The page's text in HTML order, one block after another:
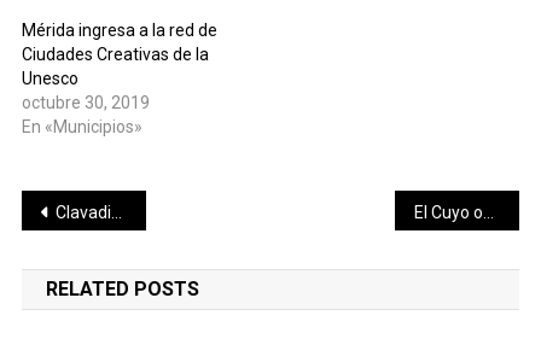
Mérida ingresa a la red de
Ciudades Creativas de la
Unesco
octubre 30, 2019
En «Municipios»
Navegación
de
entradas
Clavadista Rommel Pacheco, quiere ir a los Juegos Olímpicos de Tokio 2020
RELATED POSTS